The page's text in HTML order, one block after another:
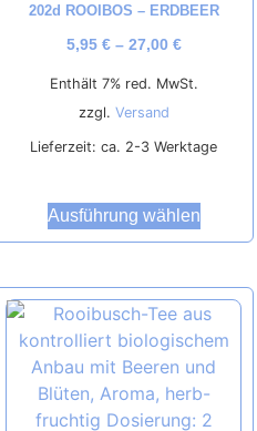
202d ROOIBOS – ERDBEER
5,95 € – 27,00 €
Enthält 7% red. MwSt.
zzgl. Versand
Lieferzeit: ca. 2-3 Werktage
Ausführung wählen